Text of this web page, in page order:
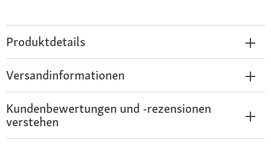
Produktdetails
Versandinformationen
Kundenbewertungen und -rezensionen
verstehen